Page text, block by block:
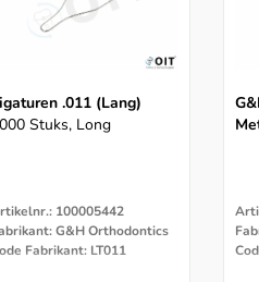
.011 (lang)
Stuks, Long
100005442
G&H Orthodontics
Fabrikant: LT011